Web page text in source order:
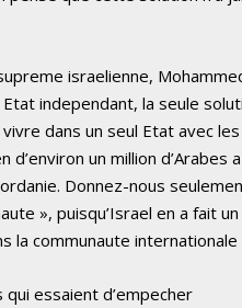
israelienne,
independant, la seule
dans un seul Etat avec
un million d’Arabes a
Donnez-nous
», puisqu’Israel en a fait
la communaute internationale
essaient d’empecher